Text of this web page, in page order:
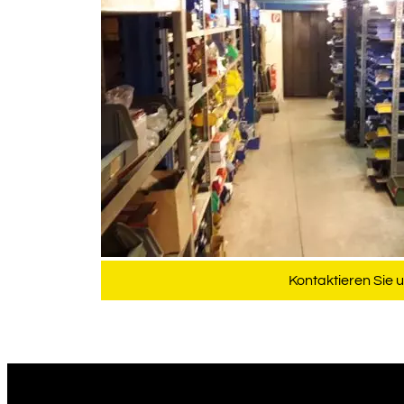
Kontaktieren Sie